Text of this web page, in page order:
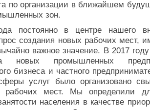
по организации в ближайшем
зон.
постоянно в центре нашего
создания новых рабочих мест,
важное значение. В 2017
новых промышленных
бизнеса и частного
услуг было организовано
рабочих мест. Мы определили
населения в качестве